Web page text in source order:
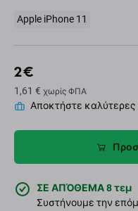
Apple iPhone 11
2 €
1,61 € χωρίς ΦΠΑ
Αποκτήστε καλύτερες
ΣΕ ΑΠΌΘΕΜΑ 8 τεμ
Συστήνουμε την